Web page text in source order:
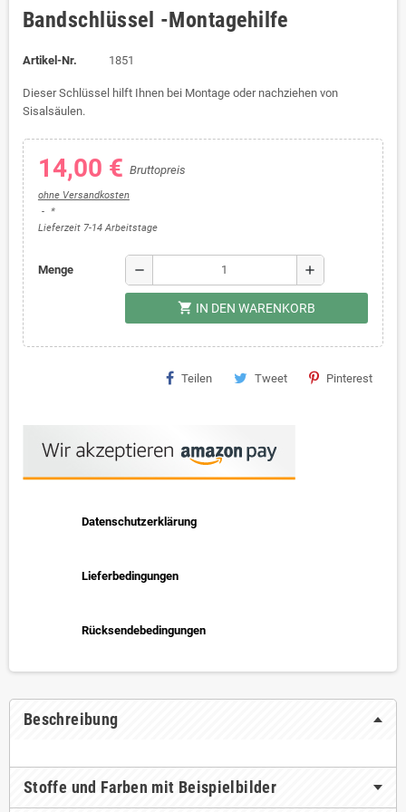
Bandschlüssel -Montagehilfe
Artikel-Nr. 1851
Dieser Schlüssel hilft Ihnen bei Montage oder nachziehen von
Sisalsäulen.
14,00 € Bruttopreis
ohne Versandkosten
*
Lieferzeit 7-14 Arbeitstage
Menge remove add
shopping_cart IN DEN WARENKORB
Teilen Tweet Pinterest
Datenschutzerklärung
Lieferbedingungen
Rücksendebedingungen
Beschreibung
Stoffe und Farben mit Beispielbilder